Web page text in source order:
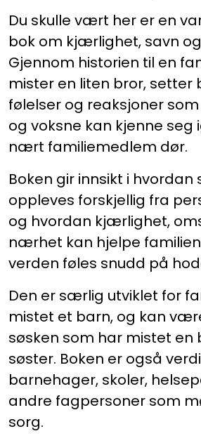
Du skulle vært her er en
bok om kjærlighet, savn
Gjennom historien til en
mister en liten bror, setter
følelser og reaksjoner
og voksne kan kjenne seg
nært familiemedlem dør.
Boken gir innsikt i hvordan
oppleves forskjellig fra
og hvordan kjærlighet,
nærhet kan hjelpe
verden føles snudd på
Den er særlig utviklet for
mistet et barn, og kan
søsken som har mistet en
søster. Boken er også
barnehager, skoler,
andre fagpersoner som
sorg.